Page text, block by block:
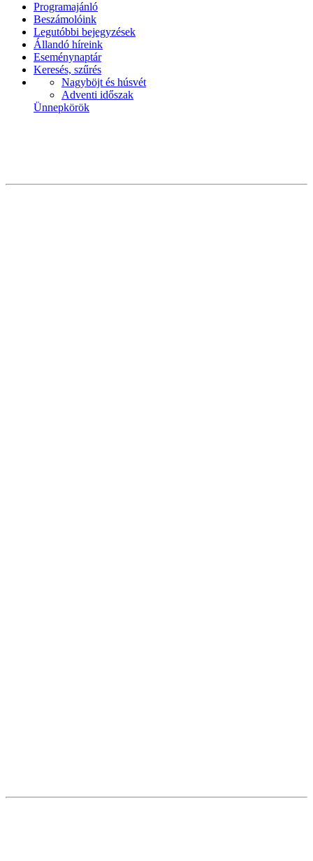
Programajánló
Beszámolóink
Legutóbbi bejegyzések
Állandó híreink
Eseménynaptár
Keresés, szűrés
Nagyböjt és húsvét
Adventi időszak
Ünnepkörök